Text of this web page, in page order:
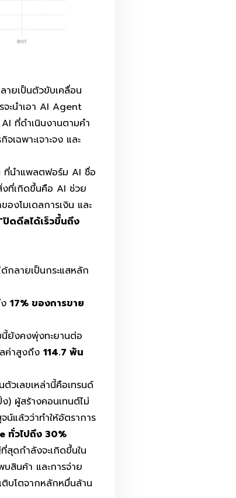
ายเป็นตัวขับเคลื่อน
ะนำเอา AI Agent
ที่ดำเนินงานตามคำ
ฉพาะเจาะจง และ
ที่นำแพลตฟอร์ม AI ชื่อ
งที่เกิดขึ้นคือ AI ช่วย
งโมเดลการเงิน และ
ปิดดีลได้เร็วขึ้นถึง
กลายเป็นกระแสหลัก
ง17% ของการขาย
นี้ยังคงพุ่งทะยานต่อ
ค่าสูงถึง114.7 พัน
วเลขเหล่านี้คือเทรนด์
) ผู้สร้างคอนเทนต์ไม่
แล้วว่าทำให้อัตราการ
ทั่วไปถึง 30%
ดกำลังจะเกิดขึ้นใน
สินค้า และการจ่าย
บโตจากหลักหมื่นล้าน